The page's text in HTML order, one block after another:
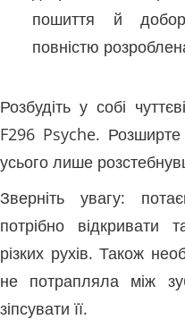
пошиття й
повністю
Розбудіть у собі
F296 Psyche. Розширте
усього лише
Зверніть увагу:
потрібно відкривати
різких рухів. Також
не потрапляла між
зіпсувати її.